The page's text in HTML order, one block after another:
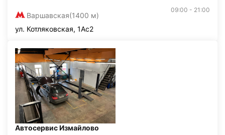
Варшавская(1400 м)
09:00 - 21:00
ул. Котляковская, 1Ас2
Автосервис Измайлово